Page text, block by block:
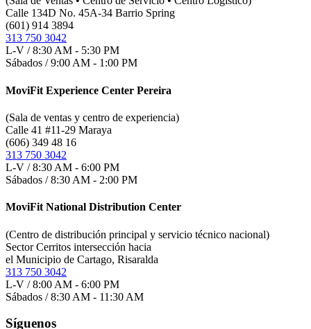
Calle 134D No. 45A-34 Barrio Spring
(601) 914 3894
313 750 3042
L-V / 8:30 AM - 5:30 PM
Sábados / 9:00 AM - 1:00 PM
MoviFit Experience Center Pereira
(Sala de ventas y centro de experiencia)
Calle 41 #11-29 Maraya
(606) 349 48 16
313 750 3042
L-V / 8:30 AM - 6:00 PM
Sábados / 8:30 AM - 2:00 PM
MoviFit National Distribution Center
(Centro de distribución principal y servicio técnico nacional)
Sector Cerritos intersección hacia
el Municipio de Cartago, Risaralda
313 750 3042
L-V / 8:00 AM - 6:00 PM
Sábados / 8:30 AM - 11:30 AM
Síguenos